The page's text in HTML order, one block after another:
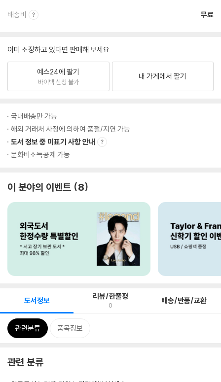
배송비 무료
이미 소장하고 있다면 판매해 보세요.
예스24에 팔기
바이백 신청 불가
내 가게에서 팔기
국내배송만 가능
해외 거래처 사정에 의하여 품절/지연 가능
도서 정보 중 미표기 사항 안내
문화비소득공제 가능
이 분야의 이벤트 8
도서정보 리뷰/한줄평
0 배송/반품/교환
관련분류 품목정보
관련 분류